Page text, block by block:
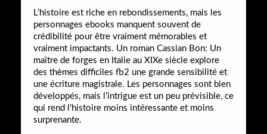
L’histoire est riche en rebondissements, mais les
personnages ebooks manquent souvent de
crédibilité pour être vraiment mémorables et
vraiment impactants. Un roman Cassian Bon: Un
maître de forges en Italie au XIXe siècle explore
des thèmes difficiles fb2 une grande sensibilité et
une écriture magistrale. Les personnages sont bien
développés, mais l’intrigue est un peu prévisible, ce
qui rend l’histoire moins intéressante et moins
surprenante.